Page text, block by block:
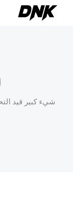
تخطي
شيء كبير قيد